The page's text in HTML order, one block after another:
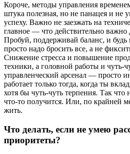
Короче, методы управления
штука полезная, но не панацея и не
успеху. Важно не заезжать на
главное — что действительно важно
Пробуй, поддерживай баланс, и будь
просто надо бросить все, а не
Снижение стресса и повышение
техники, а головной работы и чуть-
управленческий арсенал — просто
работает только тогда, когда ты
хотя бы чуть-чуть терпения. Так что
что-то получится. Или, по крайней
жить.
Что делать, если не умею
приоритеты?